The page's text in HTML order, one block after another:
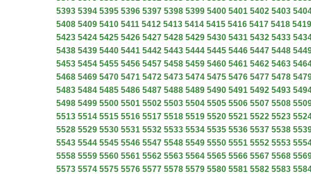
5393 5394 5395 5396 5397 5398 5399 5400 5401 5402 5403
5408 5409 5410 5411 5412 5413 5414 5415 5416 5417 5418 5419
5423 5424 5425 5426 5427 5428 5429 5430 5431 5432 5433
5438 5439 5440 5441 5442 5443 5444 5445 5446 5447 5448
5453 5454 5455 5456 5457 5458 5459 5460 5461 5462 5463
5468 5469 5470 5471 5472 5473 5474 5475 5476 5477 5478
5483 5484 5485 5486 5487 5488 5489 5490 5491 5492 5493
5498 5499 5500 5501 5502 5503 5504 5505 5506 5507 5508
5513 5514 5515 5516 5517 5518 5519 5520 5521 5522 5523
5528 5529 5530 5531 5532 5533 5534 5535 5536 5537 5538
5543 5544 5545 5546 5547 5548 5549 5550 5551 5552 5553
5558 5559 5560 5561 5562 5563 5564 5565 5566 5567 5568
5573 5574 5575 5576 5577 5578 5579 5580 5581 5582 5583